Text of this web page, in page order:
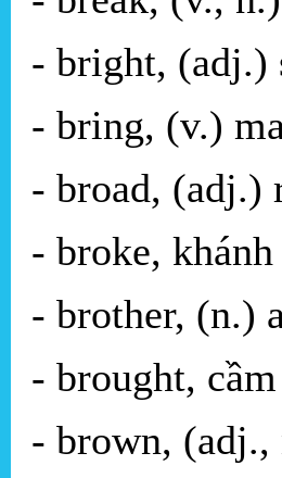
- bright, (adj.)
- bring, (v.)
- broad, (adj.)
- broke,
- brother, (n.)
- brought,
- brown, (adj.,